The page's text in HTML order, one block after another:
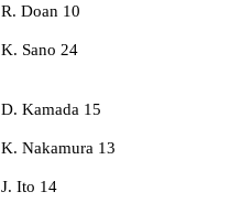
R. Doan 10
K. Sano 24
D. Kamada 15
K. Nakamura 13
J. Ito 14